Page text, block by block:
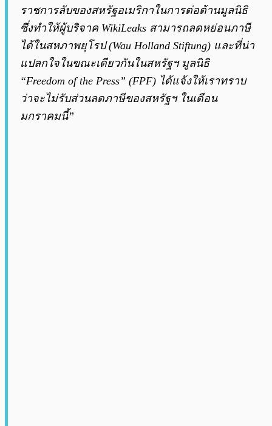
ราชการลับของสหรัฐอเมริกาในการต่อต้านมูลนิธิ
ซึ่งทำให้ผู้บริจาค WikiLeaks สามารถลดหย่อนภาษี
ได้ในสหภาพยุโรป (Wau Holland Stiftung) และที่น่า
แปลกใจในขณะเดียวกันในสหรัฐฯ มูลนิธิ
“Freedom of the Press” (FPF) ได้แจ้งให้เราทราบ
ว่าจะไม่รับส่วนลดภาษีของสหรัฐฯ ในเดือน
มกราคมนี้”